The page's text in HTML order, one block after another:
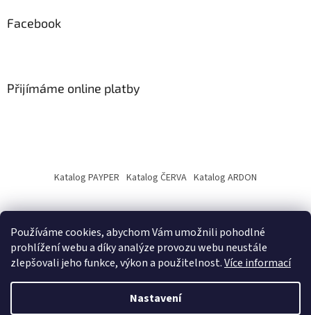
Používáme cookies, abychom Vám umožnili pohodlné
prohlížení webu a díky analýze provozu webu neustále
zlepšovali jeho funkce, výkon a použitelnost.Více informací
Nastavení
Facebook
Přijímáme online platby
Katalog PAYPER Katalog ČERVA Katalog ARDON
Vytvořil Shoptet